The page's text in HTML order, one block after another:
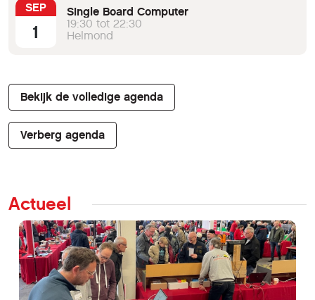
SEP
1
Single Board Computer
19:30 tot 22:30
Helmond
Bekijk de volledige agenda
Verberg agenda
Actueel